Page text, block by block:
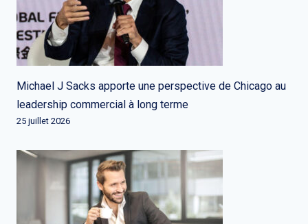
Michael J Sacks apporte une perspective de Chicago au
leadership commercial à long terme
25 juillet 2026